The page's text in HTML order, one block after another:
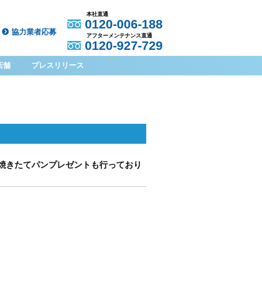
協力業者応募
本社直通
0120-006-188
アフターメンテナンス直通
0120-927-729
舗 プレスリリース
きたてパンプレゼントも行っており